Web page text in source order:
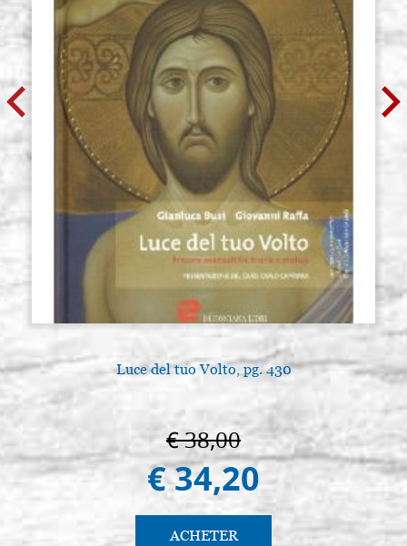
Luce del tuo Volto, pg. 430
€ 38,00
€ 34,20
ACHETER